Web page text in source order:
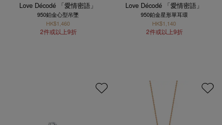
Love Décodé 「愛情密語」
950鉑金心型吊墜
HK$1,460
2件或以上9折
Love Décodé 「愛情密語」
950鉑金星形單耳環
HK$1,140
2件或以上9折